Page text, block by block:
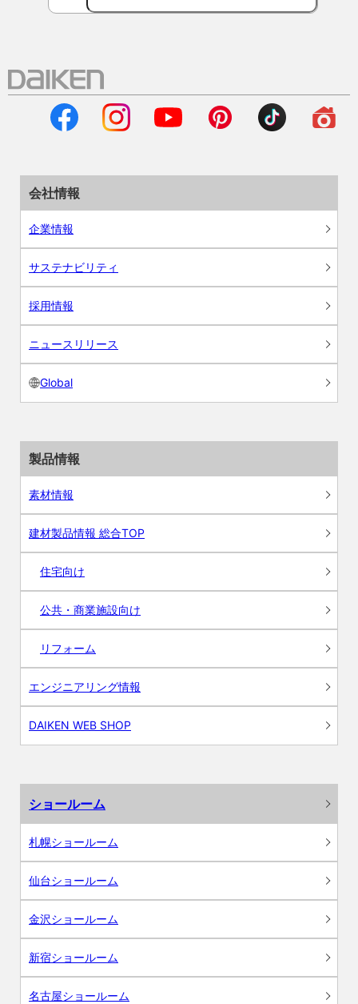
会社情報
企業情報
サステナビリティ
採用情報
ニュースリリース
Global
製品情報
素材情報
建材製品情報 総合TOP
住宅向け
公共・商業施設向け
リフォーム
エンジニアリング情報
DAIKEN WEB SHOP
ショールーム
札幌ショールーム
仙台ショールーム
金沢ショールーム
新宿ショールーム
名古屋ショールーム